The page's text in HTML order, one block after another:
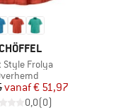
Style Frolya
Prijs
Verlaagde prijs
vanaf€ 51,97
0,0(0)